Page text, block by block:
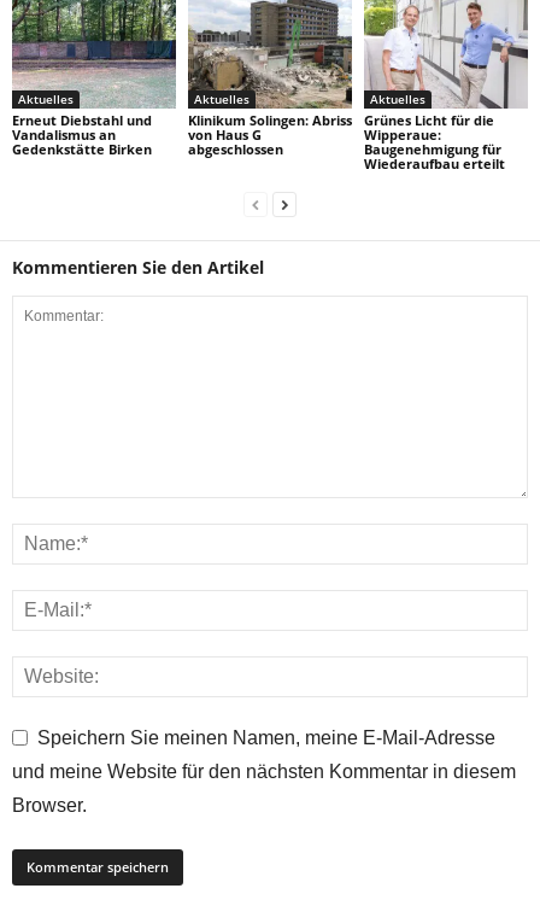
Aktuelles
Erneut Diebstahl und
Vandalismus an
Gedenkstätte Birken
Aktuelles
Klinikum Solingen: Abriss
von Haus G
abgeschlossen
Aktuelles
Grünes Licht für die
Wipperaue:
Baugenehmigung für
Wiederaufbau erteilt
Kommentieren Sie den Artikel
Speichern Sie meinen Namen, meine E-Mail-Adresse
und meine Website für den nächsten Kommentar in diesem
Browser.